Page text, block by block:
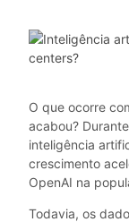
O que ocorre
acabou?
inteligência
crescimento
OpenAI na
Todavia, os